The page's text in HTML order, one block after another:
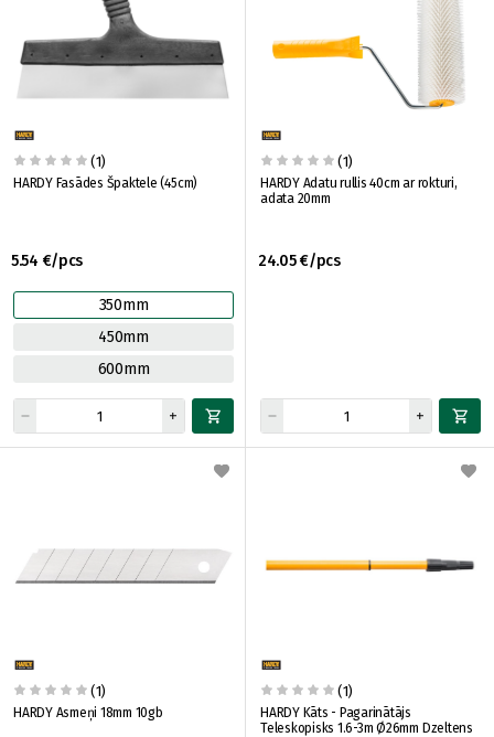
(1)
HARDY Fasādes Špaktele (45cm)
5.54 €/pcs
350mm
450mm
600mm
(1)
HARDY Adatu rullis 40cm ar rokturi,
adata 20mm
24.05 €/pcs
(1)
HARDY Asmeņi 18mm 10gb
(1)
HARDY Kāts - Pagarinātājs
Teleskopisks 1.6-3m Ø26mm Dzeltens